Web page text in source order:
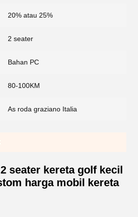
20% atau 25%
2 seater
Bahan PC
80-100KM
As roda graziano Italia
seater kereta golf kecil
harga mobil kereta